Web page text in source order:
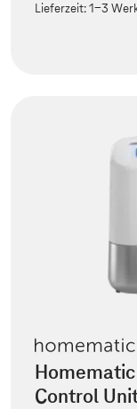
Lieferzeit:1-3
Control